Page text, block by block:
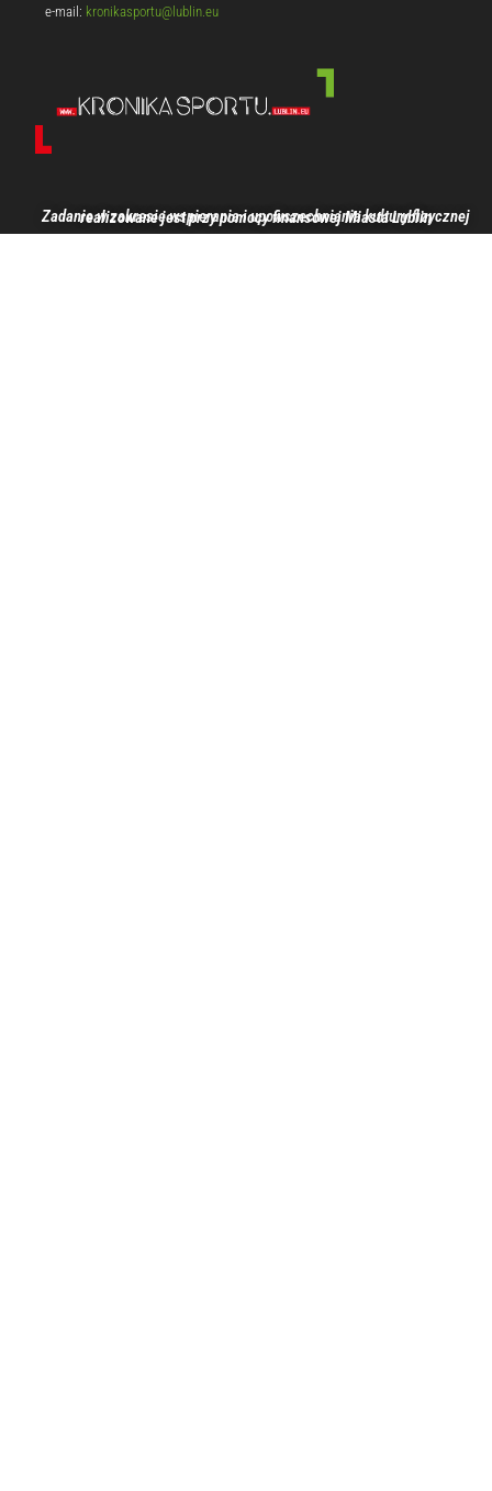
e-mail: kronikasportu@lublin.eu
Zadanie w zakresie wspierania i upowszechniania kultury fizycznej realizowane jest przy pomocy finansowej Miasta Lublin